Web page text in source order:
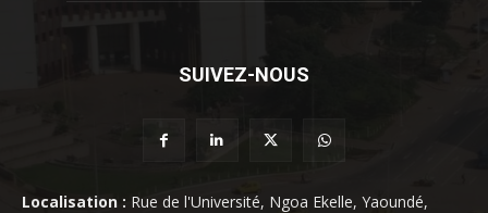
SUIVEZ-NOUS
Localisation : Rue de l'Université, Ngoa Ekelle, Yaoundé,